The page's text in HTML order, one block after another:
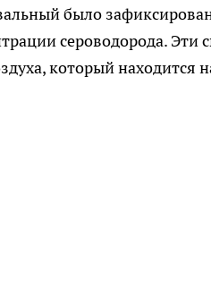
было
сероводорода. Эти
который находится